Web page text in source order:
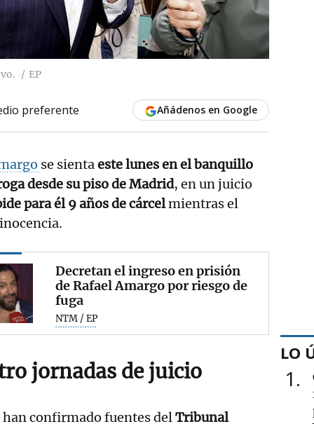
EP
preferente Añádenos en Google
se sientaeste lunes en el banquillo
desde su piso de Madrid, en un juicio
para él 9 años de cárcelmientras el
Decretan el ingreso en prisión
de Rafael Amargo por riesgo de
fuga
NTM / EP
jornadas de juicio
han confirmado fuentes delTribunal
LO
1